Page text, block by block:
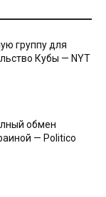
группу для
Кубы — NYT
обмен
— Politico